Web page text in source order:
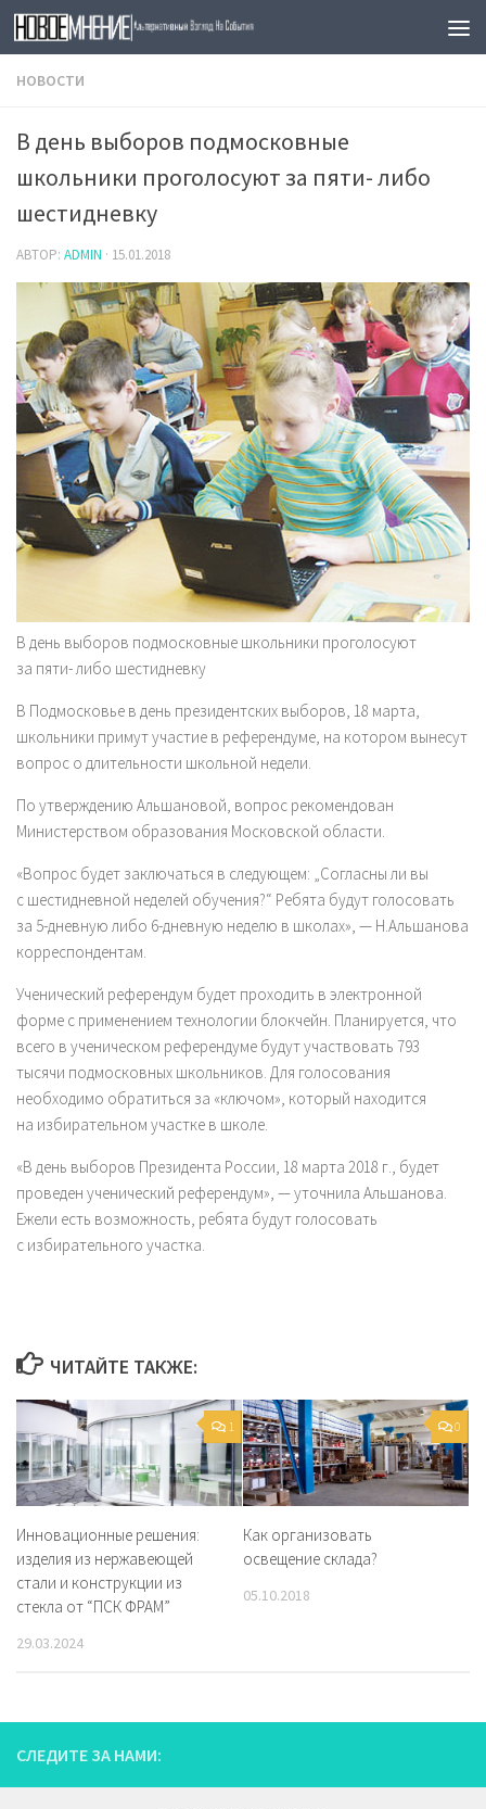
Skip to content
НОВОСТИ
В день выборов подмосковные
школьники проголосуют за пяти- либо
шестидневку
АВТОР: ADMIN · 15.01.2018
В день выборов подмосковные школьники проголосуют
за пяти- либо шестидневку
В Подмосковье в день президентских выборов, 18 марта,
школьники примут участие в референдуме, на котором вынесут
вопрос о длительности школьной недели.
По утверждению Альшановой, вопрос рекомендован
Министерством образования Московской области.
«Вопрос будет заключаться в следующем: „Согласны ли вы
с шестидневной неделей обучения?“ Ребята будут голосовать
за 5-дневную либо 6-дневную неделю в школах», — Н.Альшанова
корреспондентам.
Ученический референдум будет проходить в электронной
форме с применением технологии блокчейн. Планируется, что
всего в ученическом референдуме будут участвовать 793
тысячи подмосковных школьников. Для голосования
необходимо обратиться за «ключом», который находится
на избирательном участке в школе.
«В день выборов Президента России, 18 марта 2018 г., будет
проведен ученический референдум», — уточнила Альшанова.
Ежели есть возможность, ребята будут голосовать
с избирательного участка.
ЧИТАЙТЕ ТАКЖЕ:
1
Инновационные решения:
изделия из нержавеющей
стали и конструкции из
стекла от “ПСК ФРАМ”
29.03.2024
0
Как организовать
освещение склада?
05.10.2018
СЛЕДИТЕ ЗА НАМИ: